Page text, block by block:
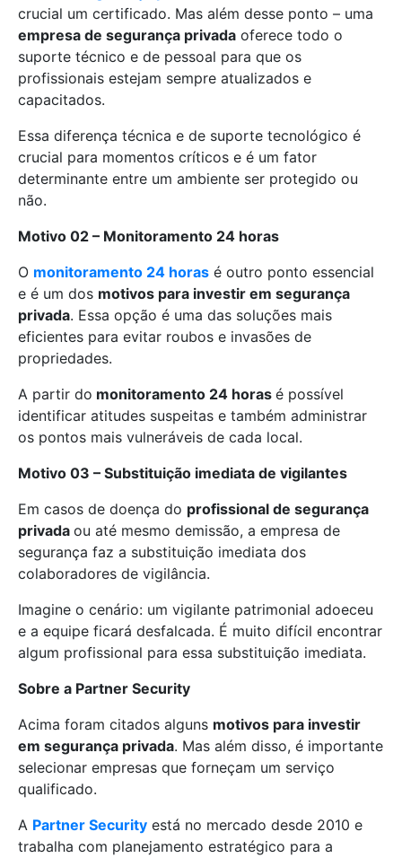
crucial um certificado. Mas além desse ponto – uma
empresa de segurança privada oferece todo o
suporte técnico e de pessoal para que os
profissionais estejam sempre atualizados e
capacitados.
Essa diferença técnica e de suporte tecnológico é
crucial para momentos críticos e é um fator
determinante entre um ambiente ser protegido ou
não.
Motivo 02 – Monitoramento 24 horas
O monitoramento 24 horas é outro ponto essencial
e é um dos motivos para investir em segurança
privada. Essa opção é uma das soluções mais
eficientes para evitar roubos e invasões de
propriedades.
A partir do monitoramento 24 horas é possível
identificar atitudes suspeitas e também administrar
os pontos mais vulneráveis de cada local.
Motivo 03 – Substituição imediata de vigilantes
Em casos de doença do profissional de segurança
privada ou até mesmo demissão, a empresa de
segurança faz a substituição imediata dos
colaboradores de vigilância.
Imagine o cenário: um vigilante patrimonial adoeceu
e a equipe ficará desfalcada. É muito difícil encontrar
algum profissional para essa substituição imediata.
Sobre a Partner Security
Acima foram citados alguns motivos para investir
em segurança privada. Mas além disso, é importante
selecionar empresas que forneçam um serviço
qualificado.
A Partner Security está no mercado desde 2010 e
trabalha com planejamento estratégico para a